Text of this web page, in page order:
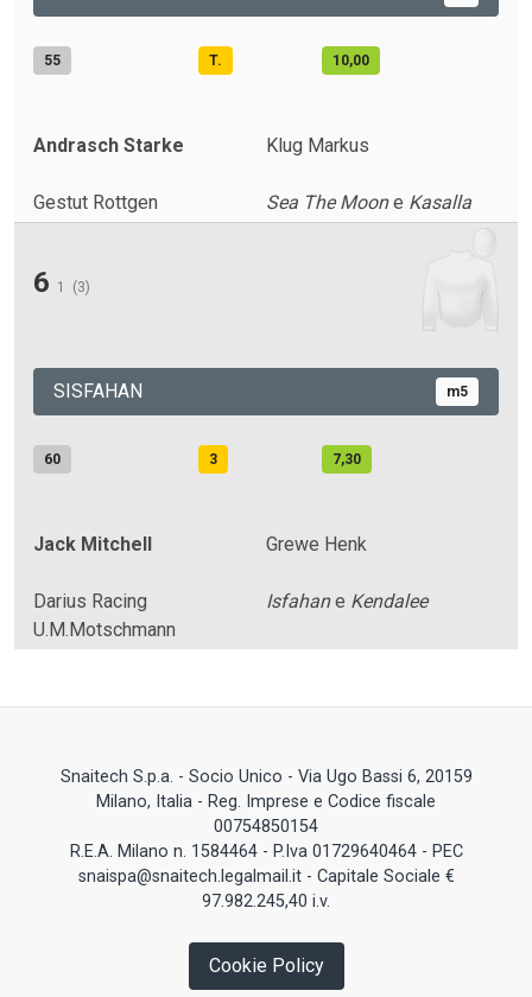
55 T. 10,00
Andrasch Starke Klug Markus
Gestut Rottgen Sea The Moone Kasalla
6 1 (3)
SISFAHAN m5
60 3 7,30
Jack Mitchell Grewe Henk
Darius Racing
U.M.Motschmann
Isfahane Kendalee
Snaitech S.p.a. - Socio Unico - Via Ugo Bassi 6, 20159
Milano, Italia - Reg. Imprese e Codice fiscale
00754850154
R.E.A. Milano n. 1584464 - P.Iva 01729640464 - PEC
snaispa@snaitech.legalmail.it - Capitale Sociale €
97.982.245,40 i.v.
Cookie Policy